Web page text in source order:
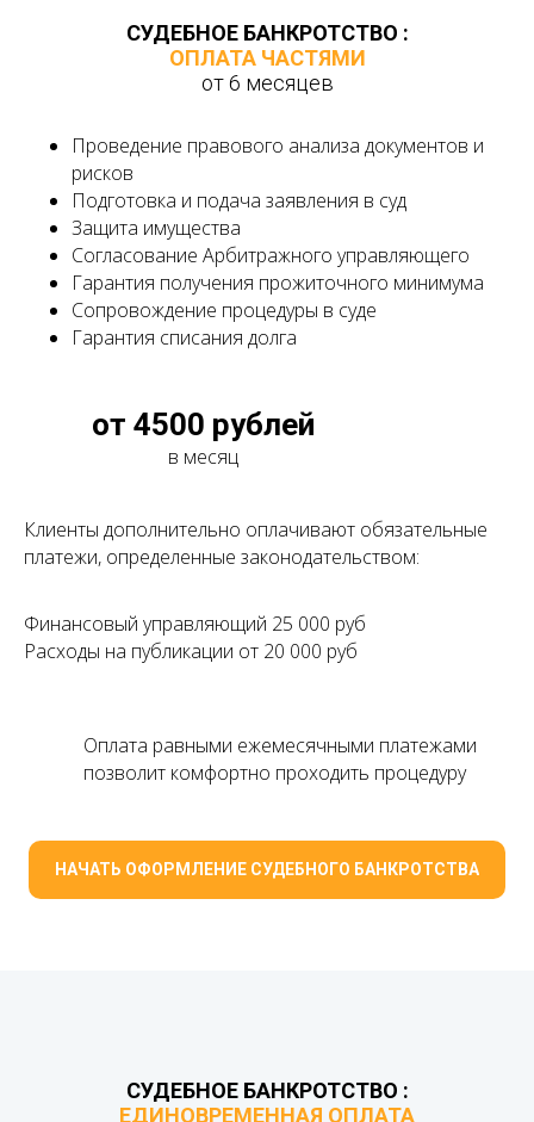
СУДЕБНОЕ БАНКРОТСТВО :
ОПЛАТА ЧАСТЯМИ
от 6 месяцев
Проведение правового анализа документов и
рисков
Подготовка и подача заявления в суд
Защита имущества
Согласование Арбитражного управляющего
Гарантия получения прожиточного минимума
Сопровождение процедуры в суде
Гарантия списания долга
от 4500 рублей
в месяц
Клиенты дополнительно оплачивают обязательные
платежи, определенные законодательством:
Финансовый управляющий 25 000 руб
Расходы на публикации от 20 000 руб
Оплата равными ежемесячными платежами
позволит комфортно проходить процедуру
НАЧАТЬ ОФОРМЛЕНИЕ СУДЕБНОГО БАНКРОТСТВА
СУДЕБНОЕ БАНКРОТСТВО :
ЕДИНОВРЕМЕННАЯ ОПЛАТА